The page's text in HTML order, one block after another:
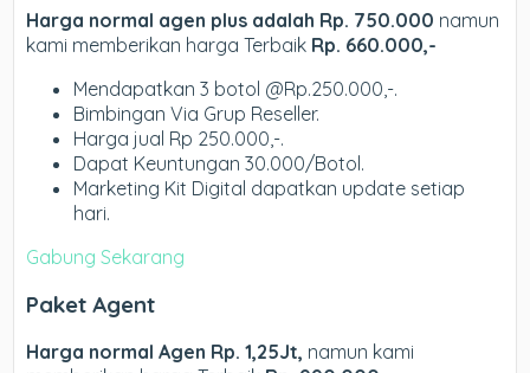
Harga normal agen plus adalah Rp. 750.000 namun
kami memberikan harga Terbaik Rp. 660.000,-
Mendapatkan 3 botol @Rp.250.000,-.
Bimbingan Via Grup Reseller.
Harga jual Rp 250.000,-.
Dapat Keuntungan 30.000/Botol.
Marketing Kit Digital dapatkan update setiap
hari.
Gabung Sekarang
Paket Agent
Harga normal Agen Rp. 1,25Jt, namun kami